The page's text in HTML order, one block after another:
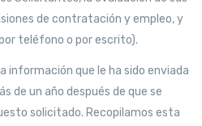
de contratación y empleo, y
teléfono o por escrito).
información que le ha sido enviada
de un año después de que se
solicitado. Recopilamos esta